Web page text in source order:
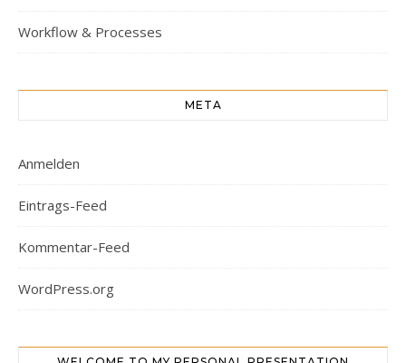
Workflow & Processes
META
Anmelden
Eintrags-Feed
Kommentar-Feed
WordPress.org